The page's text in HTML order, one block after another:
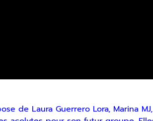
de Laura Guerrero Lora, Marina